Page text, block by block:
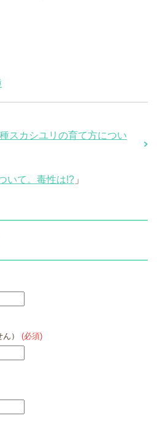
スカシユリの育て方につい
いて。毒性は!? 」
） (必須)